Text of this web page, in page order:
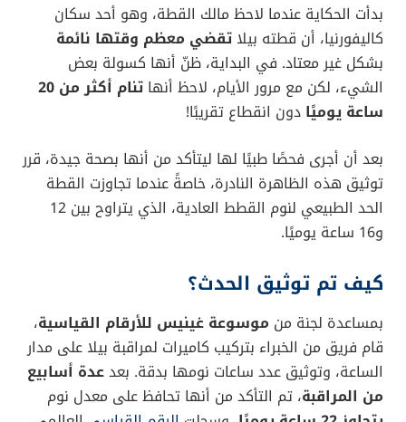
بدأت الحكاية عندما لاحظ مالك القطة، وهو أحد سكان
كاليفورنيا، أن قطته بيلا تقضي معظم وقتها نائمة
بشكل غير معتاد. في البداية، ظنّ أنها كسولة بعض
الشيء، لكن مع مرور الأيام، لاحظ أنها
تنام أكثر من 20
ساعة يوميًا دون انقطاع تقريبًا!
بعد أن أجرى فحصًا طبيًا لها ليتأكد من أنها بصحة جيدة، قرر
توثيق هذه الظاهرة النادرة، خاصةً عندما تجاوزت القطة
الحد الطبيعي لنوم القطط العادية، الذي يتراوح بين 12
و16 ساعة يوميًا.
كيف تم توثيق الحدث؟
بمساعدة لجنة من موسوعة غينيس للأرقام القياسية،
قام فريق من الخبراء بتركيب كاميرات لمراقبة بيلا على مدار
الساعة، وتوثيق عدد ساعات نومها بدقة. بعدعدة أسابيع
من المراقبة، تم التأكد من أنها تحافظ على معدل نوم